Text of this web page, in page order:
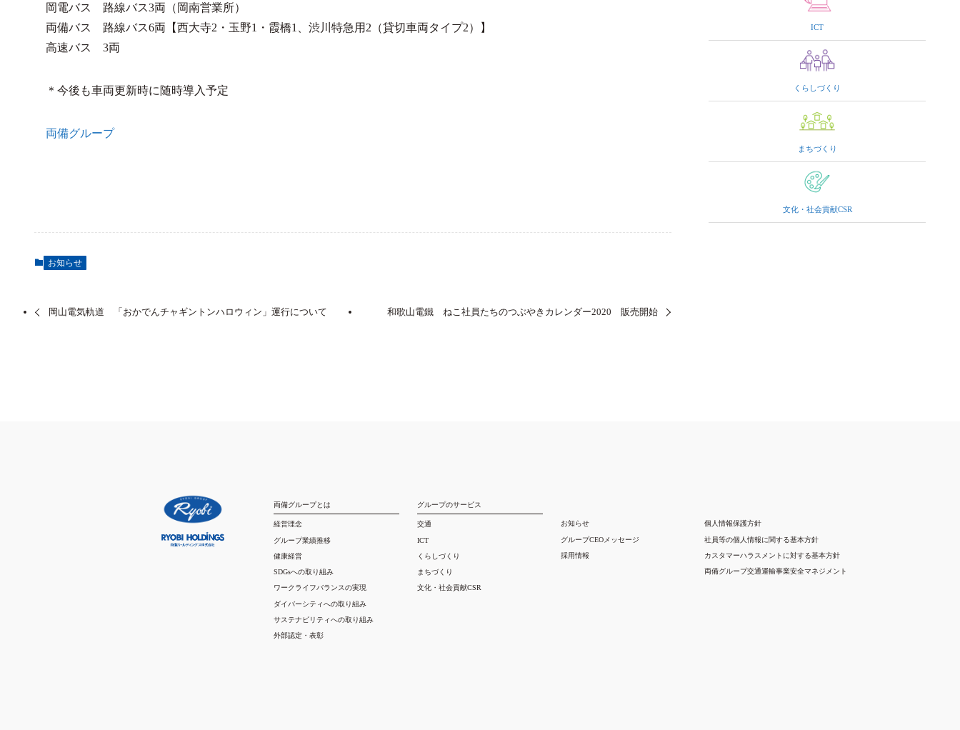
岡電バス 路線バス3両（岡南営業所）
両備バス 路線バス6両【西大寺2・玉野1・霞橋1、渋川特急用2（貸切車両タイプ2）】
高速バス 3両
＊今後も車両更新時に随時導入予定
両備グループ
お知らせ
岡山電気軌道 「おかでんチャギントンハロウィン」運行について 和歌山電鐵 ねこ社員たちのつぶやきカレンダー2020 販売開始
ICT
くらしづくり
まちづくり
文化・社会貢献CSR
両備グループとは
経営理念
グループ業績推移
健康経営
SDGsへの取り組み
ワークライフバランスの実現
ダイバーシティへの取り組み
サステナビリティへの取り組み
外部認定・表彰
グループのサービス
交通
ICT
くらしづくり
まちづくり
文化・社会貢献CSR
お知らせ
グループCEOメッセージ
採用情報
個人情報保護方針
社員等の個人情報に関する基本方針
カスタマーハラスメントに対する基本方針
両備グループ交通運輸事業安全マネジメント